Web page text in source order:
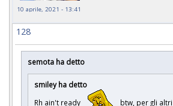
10 aprile, 2021 - 13:41
128
semota ha detto
smiley ha detto
Rh ain't ready
btw, per gli